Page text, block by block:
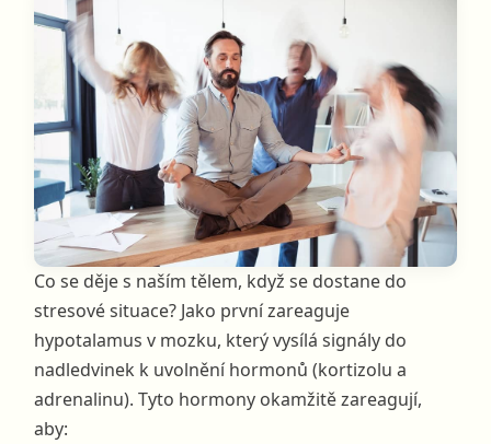
Co se děje s naším tělem, když se dostane do
stresové situace? Jako první zareaguje
hypotalamus v mozku, který vysílá signály do
nadledvinek k uvolnění hormonů (kortizolu a
adrenalinu). Tyto hormony okamžitě zareagují,
aby: